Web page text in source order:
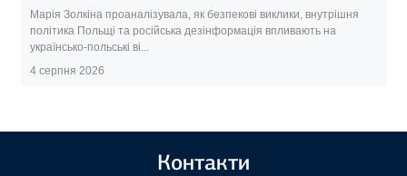
Марія Золкіна проаналізувала, як безпекові виклики, внутрішня
політика Польщі та російська дезінформація впливають на
українсько-польські ві...
4 серпня 2026
Контакти